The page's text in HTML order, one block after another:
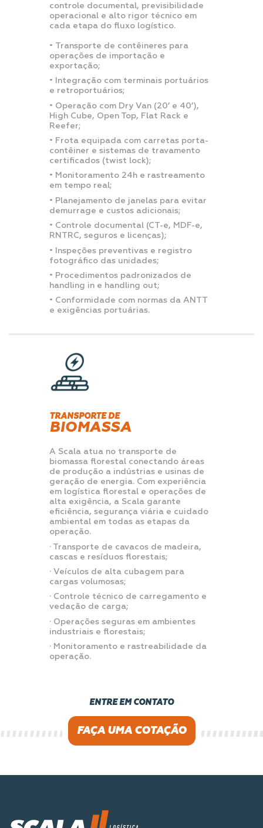
controle documental, previsibilidade
operacional e alto rigor técnico em
cada etapa do fluxo logístico.
• Transporte de contêineres para
operações de importação e
exportação;
• Integração com terminais portuários
e retroportuários;
• Operação com Dry Van (20’ e 40’),
High Cube, Open Top, Flat Rack e
Reefer;
• Frota equipada com carretas porta-
contêiner e sistemas de travamento
certificados (twist lock);
• Monitoramento 24h e rastreamento
em tempo real;
• Planejamento de janelas para evitar
demurrage e custos adicionais;
• Controle documental (CT-e, MDF-e,
RNTRC, seguros e licenças);
• Inspeções preventivas e registro
fotográfico das unidades;
• Procedimentos padronizados de
handling in e handling out;
• Conformidade com normas da ANTT
e exigências portuárias.
TRANSPORTE DE
BIOMASSA
A Scala atua no transporte de
biomassa florestal conectando áreas
de produção a indústrias e usinas de
geração de energia. Com experiência
em logística florestal e operações de
alta exigência, a Scala garante
eficiência, segurança viária e cuidado
ambiental em todas as etapas da
operação.
· Transporte de cavacos de madeira,
cascas e resíduos florestais;
· Veículos de alta cubagem para
cargas volumosas;
· Controle técnico de carregamento e
vedação de carga;
· Operações seguras em ambientes
industriais e florestais;
· Monitoramento e rastreabilidade da
operação.
ENTRE EM CONTATO
FAÇA UMA COTAÇÃO